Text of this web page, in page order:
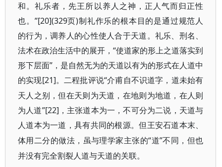
和。礼乐者，先王所以养人之神，正人气而归正性
也。”[20](329页)制礼作乐的根本目的是通过规范人
的行为，调养人的心性使人合于天道。礼乐、刑名、
法术在政治生活中的展开，“使道家的形上之道落实到
形下层面”，是自然无为的天道以有为的形式在人道中
的实现[21]。二程批评说“介甫自不识道字，道未始有
天人之别，但在天则为天道，在地则为地道，在人则
为人道”[22] ，主张道本为一，不可分为二说，天道与
人道本为一道，具有共同的根源。但王安石道本末、
体用二分的做法，虽与理学家主张的“道”不同，但也
并没有完全割裂人道与天道的关联。